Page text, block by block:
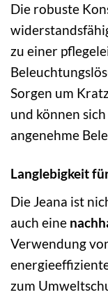
Die robuste
zu einer
Sorgen um
und können
angenehme
Langlebigkeit
Die Jeana ist
auch eine
Verwendung
zum